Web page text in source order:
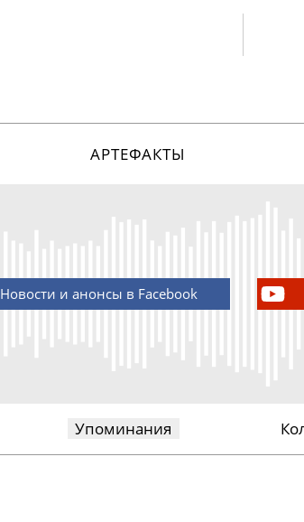
АРТЕФАКТЫ
Новости и анонсы в Facebook
Упоминания